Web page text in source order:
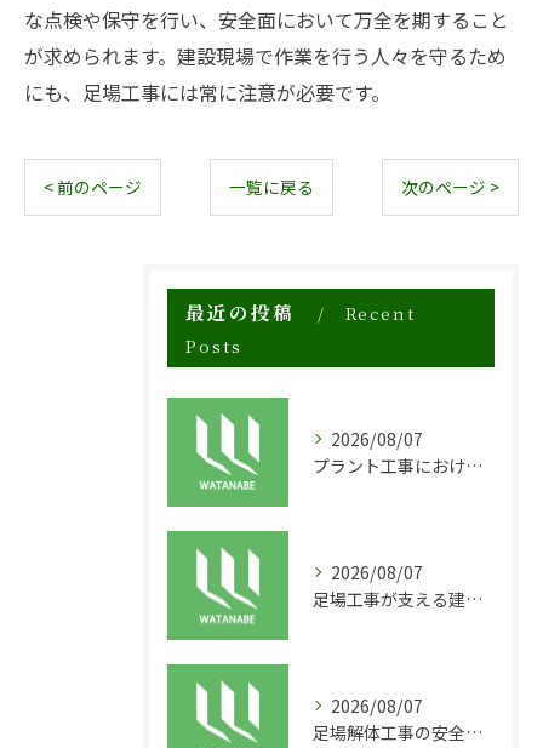
な点検や保守を行い、安全面において万全を期すること
が求められます。建設現場で作業を行う人々を守るため
にも、足場工事には常に注意が必要です。
< 前のページ 一覧に戻る 次のページ >
最近の投稿
Recent
Posts
2026/08/07
プラント工事における足場工事の安全対策と施工の重要性
2026/08/07
足場工事が支える建物の長寿命化と外装塗装の重要性
2026/08/07
足場解体工事の安全性と効率化のポイント